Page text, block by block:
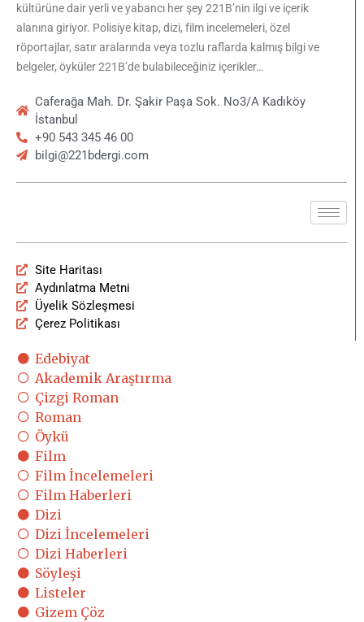
kültürüne dair yerli ve yabancı her şey 221B’nin ilgi ve içerik
alanına giriyor. Polisiye kitap, dizi, film incelemeleri, özel
röportajlar, satır aralarında veya tozlu raflarda kalmış bilgi ve
belgeler, öyküler 221B’de bulabileceğiniz içerikler…
Caferağa Mah. Dr. Şakir Paşa Sok. No3/A Kadıköy
İstanbul
+90 543 345 46 00
bilgi@221bdergi.com
Site Haritası
Aydınlatma Metni
Üyelik Sözleşmesi
Çerez Politikası
Edebiyat
Akademik Araştırma
Çizgi Roman
Roman
Öykü
Film
Film İncelemeleri
Film Haberleri
Dizi
Dizi İncelemeleri
Dizi Haberleri
Söyleşi
Listeler
Gizem Çöz